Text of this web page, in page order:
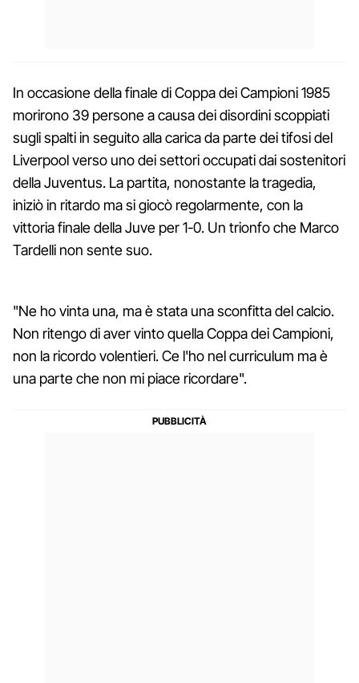
In occasione della finale di Coppa dei Campioni 1985
morirono 39 persone a causa dei disordini scoppiati
sugli spalti in seguito alla carica da parte dei tifosi del
Liverpool verso uno dei settori occupati dai sostenitori
della Juventus. La partita, nonostante la tragedia,
iniziò in ritardo ma si giocò regolarmente, con la
vittoria finale della Juve per 1-0. Un trionfo che Marco
Tardelli non sente suo.
"Ne ho vinta una, ma è stata una sconfitta del calcio.
Non ritengo di aver vinto quella Coppa dei Campioni,
non la ricordo volentieri. Ce l'ho nel curriculum ma è
una parte che non mi piace ricordare".